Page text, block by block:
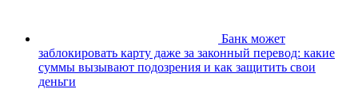
Банк может
заблокировать карту даже за законный перевод: какие
суммы вызывают подозрения и как защитить свои
деньги